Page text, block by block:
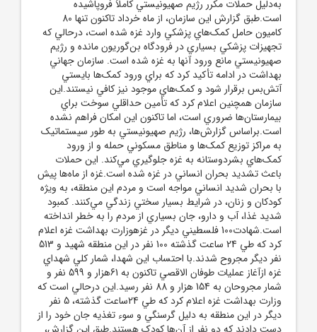
به‌دليل حملات مکرر رژيم صهيونيستي کاملاً فروپاشيده
است.طبق گزارش اين سازمان، از ماه خرداد تاکنون تنها 80
کاميون حامل کمک‌هاي پزشکي وارد غزه شده است، درحالي که
تجهيزات پزشکي بسياري در فرودگاه بن‌گوريون مانده و رژيم
صهيونيستي مانع ورود آنها به غزه شده است. سازمان جهاني
بهداشت در ادامه تأکيد کرد که براي ورود کمک‌ها بايستي
آتش‌بس برقرار شود و کمک‌هاي موجود نيز کافي نيستند.اين
سازمان همچنين اعلام کرد که تأمين حداقلي سوخت براي
بيمارستان‌ها ضروري است، اما تاکنون اين امکان فراهم نشده
است.براساس گزارش‌ها، رژيم صهيونيستي به طور سيستماتيک
به مراکز توزيع کمک‌ها و مناطق مسکوني حمله و از ورود
کمک‌هاي بشردوستانه به غزه جلوگيري مي‌کند. اين حملات
باعث تشديد بحران انساني در غزه شده است.غزه از ماه‌ها پيش
با بحران شديد انساني مواجه است و مردم اين منطقه، به ويژه
کودکان و زنان، در شرايط بسيار سختي زندگي مي‌کنند. کمبود
شديد غذا، آب و دارو، جان بسياري از مردم را به خطر انداخته
است.شهادت100 فلسطيني ديگر در غزهوزارت بهداشت غزه اعلام
کرد که طي 24 ساعت گذشته 100 نفر در اين منطقه شهيد و 513
نفر ديگر مجروح شدند.با احتساب اين شهدا، شمار کلي شهداي
غزه ازآغاز عمليات طوفان الاقصي تاکنون به 61هزار و 599 نفر و
شمار مجروحان به 154 هزار و 88 نفر رسيد.اين درحالي است که
وزارت بهداشت غزه اعلام کرد که طي 24ساعت گذشته، 5 نفر
ديگر در اين منطقه به دليل گرسنگي و سوء تغذيه جان خود را از